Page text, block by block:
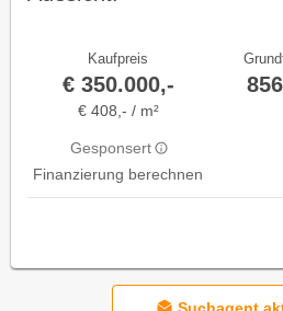
Kaufpreis
€ 350.000,-
€ 408,- / m²
Gesponsert
Finanzierung berechnen
Suchagent